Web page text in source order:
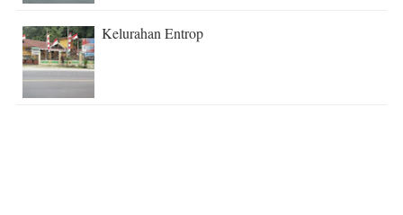
Kelurahan Entrop